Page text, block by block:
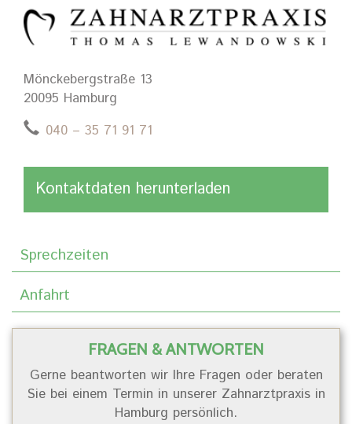
Mönckebergstraße 13
20095 Hamburg
040 – 35 71 91 71
Kontaktdaten herunterladen
Sprechzeiten
Anfahrt
FRAGEN & ANTWORTEN
Gerne beantworten wir Ihre Fragen oder beraten
Sie bei einem Termin in unserer Zahnarztpraxis in
Hamburg persönlich.